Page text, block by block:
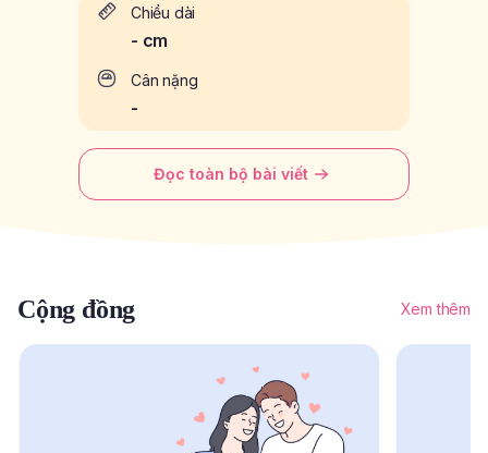
Chiều dài
- cm
Cân nặng
-
Đọc toàn bộ bài viết
Cộng đồng Xem thêm